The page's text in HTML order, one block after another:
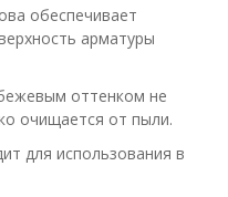
обеспечивает
арматуры
оттенком не
очищается от пыли.
для использования в